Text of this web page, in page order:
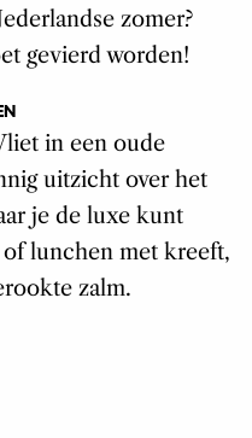
zomer?
gevierd worden!
in een oude
uitzicht over het
je de luxe kunt
lunchen met kreeft,
zalm.